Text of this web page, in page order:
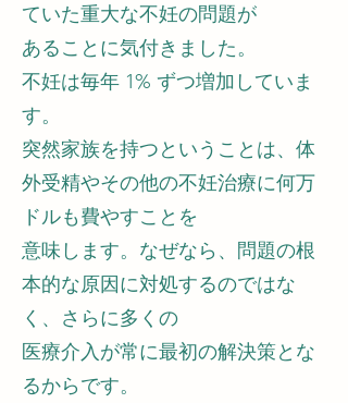
ていた重大な不妊の問題が
あることに気付きました。
不妊は毎年 1% ずつ増加していま
す。
突然家族を持つということは、体
外受精やその他の不妊治療に何万
ドルも費やすことを
意味します。なぜなら、問題の根
本的な原因に対処するのではな
く、さらに多くの
医療介入が常に最初の解決策とな
るからです。